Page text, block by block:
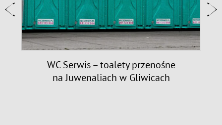
WC Serwis – toalety przenośne
na Juwenaliach w Gliwicach